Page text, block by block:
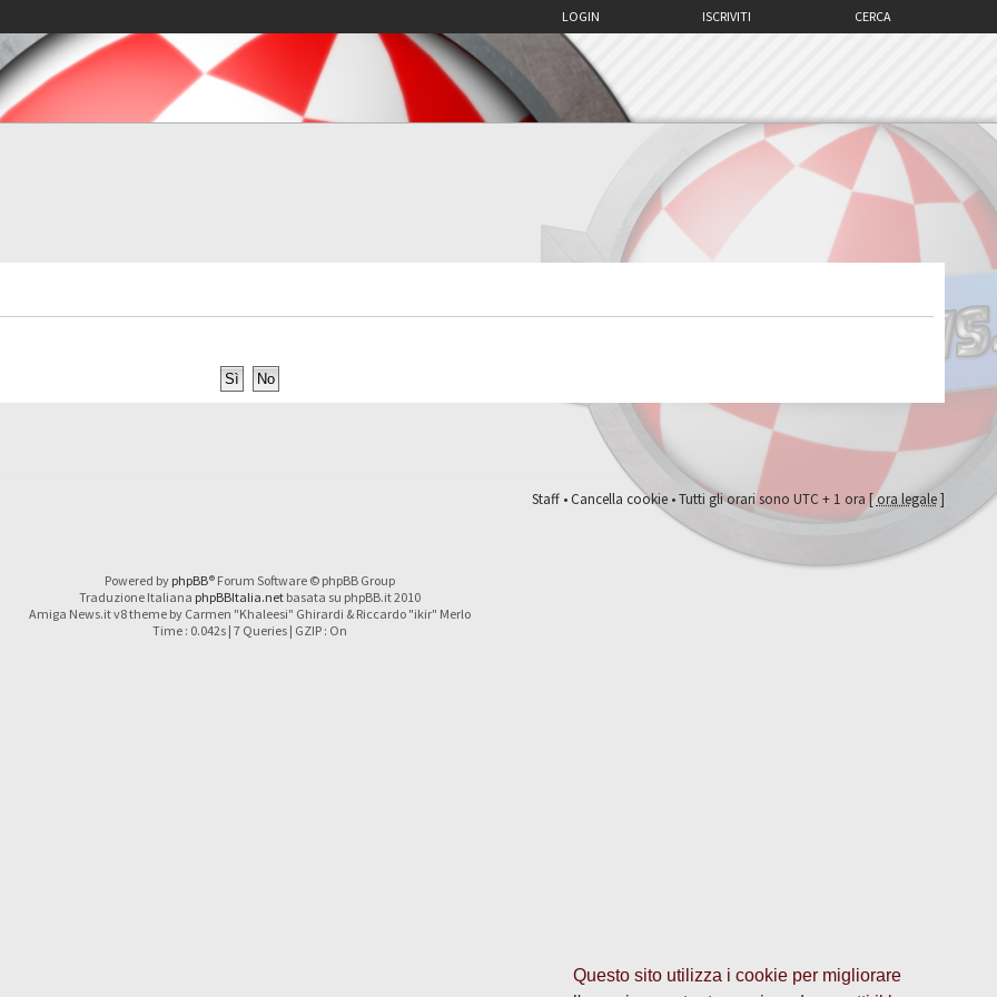
Questo sito utilizza i cookie per migliorare
CERCA
ISCRIVITI
LOGIN
Staff•Cancella cookie• Tutti gli orari sono UTC + 1 ora [ora legale]
Powered by phpBB® Forum Software © phpBB Group
Traduzione Italiana phpBBItalia.netbasata su phpBB.it 2010
Amiga News.it v8 theme by Carmen "Khaleesi" Ghirardi & Riccardo "ikir" Merlo
Time : 0.042s | 7 Queries | GZIP : On